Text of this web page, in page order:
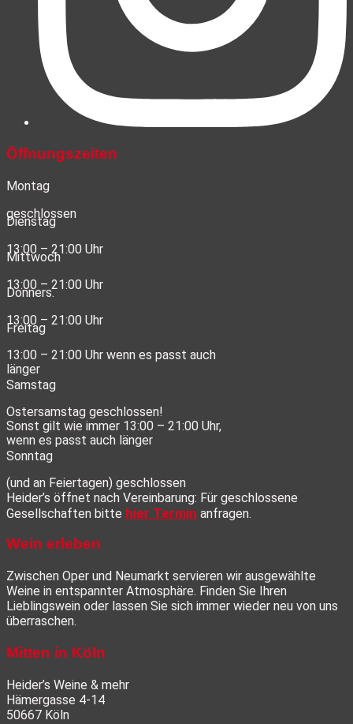
Öffnungszeiten
Montag
geschlossen
Dienstag
13:00 – 21:00 Uhr
Mittwoch
13:00 – 21:00 Uhr
Donners.
13:00 – 21:00 Uhr
Freitag
13:00 – 21:00 Uhr wenn es passt auch
länger
Samstag
Ostersamstag geschlossen!
Sonst gilt wie immer 13:00 – 21:00 Uhr,
wenn es passt auch länger
Sonntag
(und an Feiertagen) geschlossen
Heider’s öffnet nach Vereinbarung: Für geschlossene
Gesellschaften bitte hier Termin anfragen.
Wein erleben
Zwischen Oper und Neumarkt servieren wir ausgewählte
Weine in entspannter Atmosphäre. Finden Sie Ihren
Lieblingswein oder lassen Sie sich immer wieder neu von uns
überraschen.
Mitten in Köln
Heider’s Weine & mehr
Hämergasse 4-14
50667 Köln